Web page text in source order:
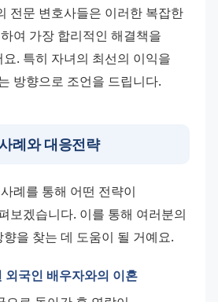
전문 변호사들은 이러한 복잡한
여 가장 합리적인 해결책을
. 특히 자녀의 최선의 이익을
방향으로 조언을 드립니다.
례와 대응전략
례를 통해 어떤 전략이
보겠습니다. 이를 통해 여러분의
을 찾는 데 도움이 될 거예요.
외국인 배우자와의 이혼